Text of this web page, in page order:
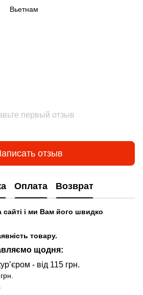
Вьетнам
первый отзыв
отзыв
Оплата Возврат
сайті і ми Вам його швидко
товару.
щодня:
- від 115 грн.